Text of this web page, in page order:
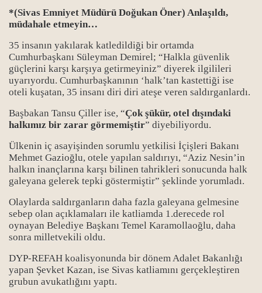
*(Sivas Emniyet Müdürü Doğukan Öner) Anlaşıldı,
müdahale etmeyin…
35 insanın yakılarak katledildiği bir ortamda
Cumhurbaşkanı Süleyman Demirel; “Halkla güvenlik
güçlerini karşı karşıya getirmeyiniz” diyerek ilgilileri
uyarıyordu. Cumhurbaşkanının ‘halk’tan kastettiği ise
oteli kuşatan, 35 insanı diri diri ateşe veren saldırganlardı.
Başbakan Tansu Çiller ise, “Çok şükür, otel dışındaki
halkımız bir zarar görmemiştir” diyebiliyordu.
Ülkenin iç asayişinden sorumlu yetkilisi İçişleri Bakanı
Mehmet Gazioğlu, otele yapılan saldırıyı, “Aziz Nesin’in
halkın inançlarına karşı bilinen tahrikleri sonucunda halk
galeyana gelerek tepki göstermiştir” şeklinde yorumladı.
Olaylarda saldırganların daha fazla galeyana gelmesine
sebep olan açıklamaları ile katliamda 1.derecede rol
oynayan Belediye Başkanı Temel Karamollaoğlu, daha
sonra milletvekili oldu.
DYP-REFAH koalisyonunda bir dönem Adalet Bakanlığı
yapan Şevket Kazan, ise Sivas katliamını gerçekleştiren
grubun avukatlığını yaptı.